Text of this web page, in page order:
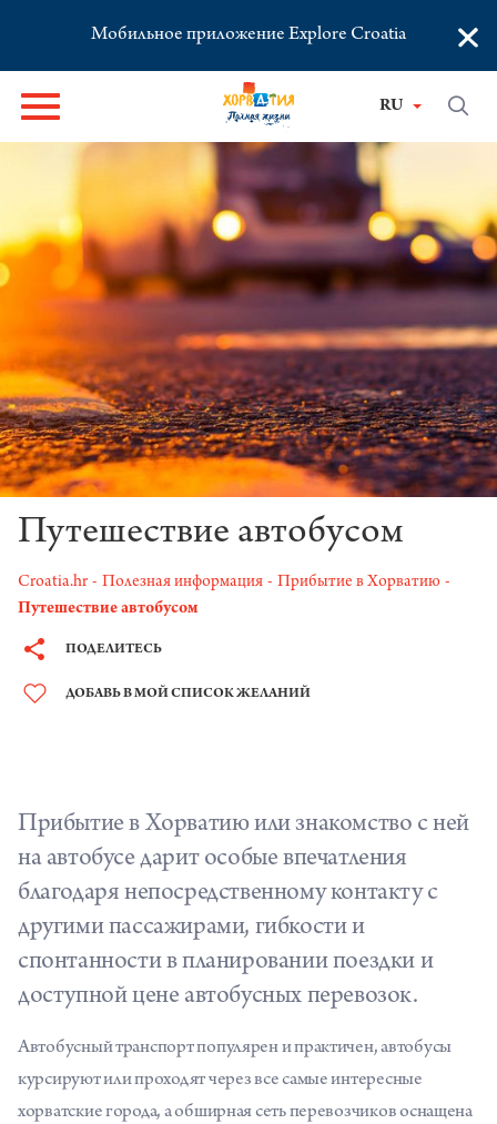
Мобильное приложение Explore Croatia ×
RU
Путешествие автобусом
Croatia.hr Полезная информация
Прибытие в Хорватию
Путешествие автобусом
ПОДЕЛИТЕСЬ
ДОБАВЬ В МОЙ СПИСОК ЖЕЛАНИЙ
Прибытие в Хорватию или знакомство с ней
на автобусе дарит особые впечатления
благодаря непосредственному контакту с
другими пассажирами, гибкости и
спонтанности в планировании поездки и
доступной цене автобусных перевозок.
Автобусный транспорт популярен и практичен, автобусы
курсируют или проходят через все самые интересные
хорватские города, а обширная сеть перевозчиков оснащена